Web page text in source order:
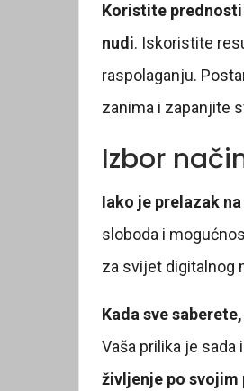
Koristite
nudi. Iskoristite
raspolaganju.
zanima i zapanjite
Izbor
Iako je prelazak
sloboda i
za svijet digitalnog
Kada sve
Vaša prilika je
življenje po svojim